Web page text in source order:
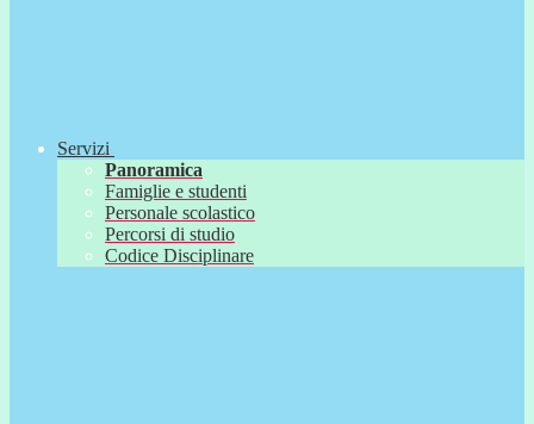
Servizi
Panoramica
Famiglie e studenti
Personale scolastico
Percorsi di studio
Codice Disciplinare